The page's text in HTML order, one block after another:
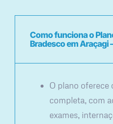
Como funciona o
Bradesco em Araçagi
O plano oferece
completa, com
exames,